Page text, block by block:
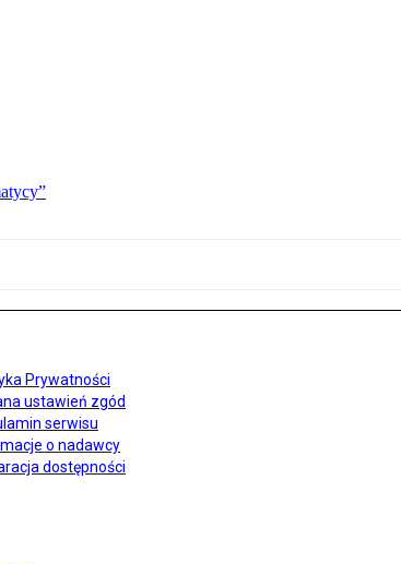
Prywatności
ustawień zgód
serwisu
o nadawcy
dostępności